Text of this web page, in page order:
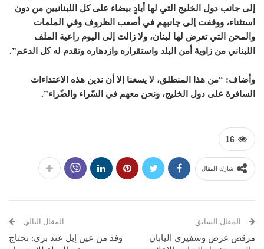
إلى جانب دول الخليج التي لها أيادٍ بيضاء على كل اللبنانيين من دون
استثناء، ووقفت إلى جانبهم في أصعب الظروف وفي الملمات
والمحن التي تعرض لها لبنان، ولا زالت إلى اليوم راعية الملف
اللبناني من زاوية أمن البلد واستقراره وازدهاره وتقدم له كل الدعم”.
وأضاف: “من هذا المنطلق، لا يسعنا إلا أن ندين هذه الاعتداءات
السافرة على دول الخليج، ونحن معهم في السّراء والضّراء”.
16
شارك المقال
المقال السابق
مرقص عرض وسفيري اليابان
المقال التالي
وفد من عين إبل عند بري: نحتاج